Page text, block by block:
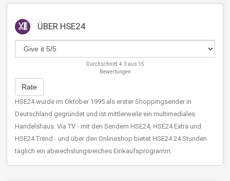
ÜBER HSE24
Durchschnitt:4.3 aus 15
Bewertungen
Rate
HSE24 wurde im Oktober 1995 als erster Shoppingsender in
Deutschland gegründet und ist mittlerweile ein multimediales
Handelshaus. Via TV - mit den Sendern HSE24, HSE24 Extra und
HSE24 Trend - und über den Onlineshop bietet HSE24 24 Stunden
täglich ein abwechslungsreiches Einkaufsprogramm.